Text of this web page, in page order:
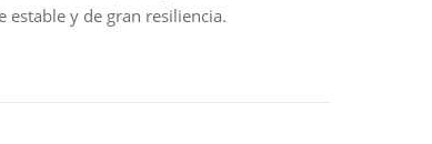
estable y de gran resiliencia.